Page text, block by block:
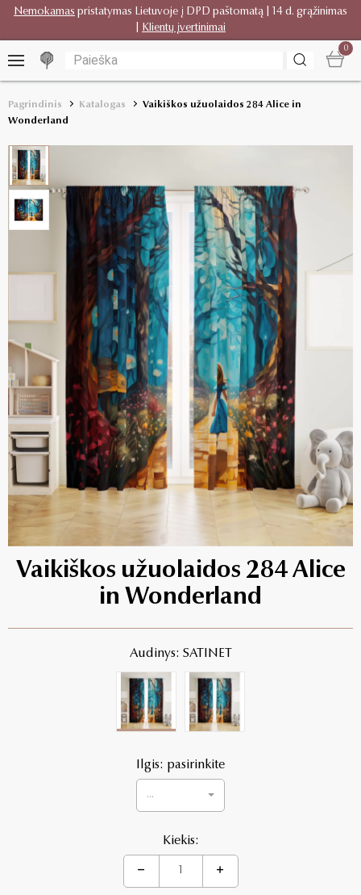
Nemokamas pristatymas Lietuvoje į DPD paštomatą | 14 d. grąžinimas
Klientų įvertinimai
0
Pagrindinis Katalogas
Vaikiškos užuolaidos 284 Alice in
Wonderland
Vaikiškos užuolaidos 284 Alice
in Wonderland
Audinys: SATINET
Ilgis: pasirinkite
...
Kiekis: